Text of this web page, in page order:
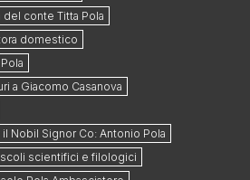
conte Titta Pola
domestico
a Giacomo Casanova
Nobil Signor Co: Antonio Pola
scientifici e filologici